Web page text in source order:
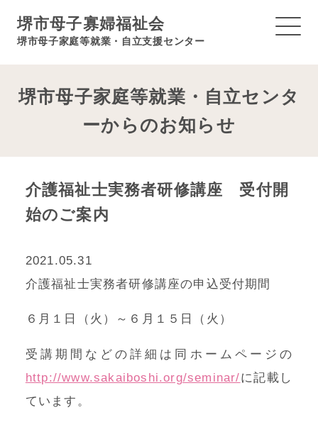
堺市母子寡婦福祉会
堺市母子家庭等就業・自立支援センター
堺市母子家庭等就業・自立センタ
ーからのお知らせ
介護福祉士実務者研修講座 受付開
始のご案内
2021.05.31
介護福祉士実務者研修講座の申込受付期間
６月１日（火）～６月１５日（火）
受講期間などの詳細は同ホームページの
http://www.sakaiboshi.org/seminar/に記載し
ています。